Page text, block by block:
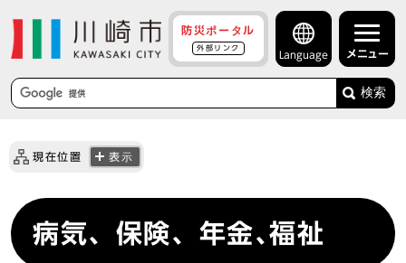
防災ポータル
外部リンク
Language メニュー
検索
現在位置 表示
病気、保険、年金､福祉